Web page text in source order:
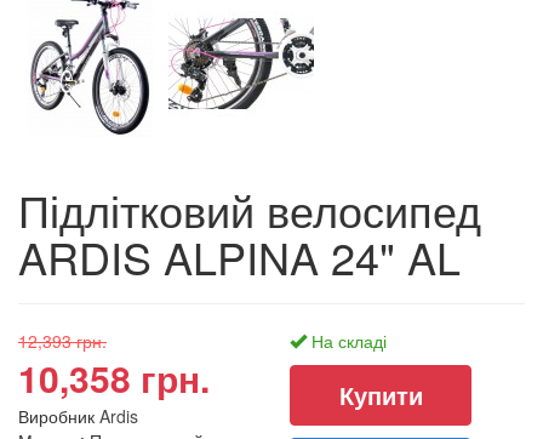
Підлітковий велосипед
ARDIS ALPINA 24" AL
12,393 грн.
10,358 грн.
Виробник Ardis
На складі